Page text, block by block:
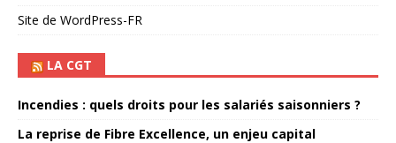
Site de WordPress-FR
LA CGT
Incendies : quels droits pour les salariés saisonniers ?
La reprise de Fibre Excellence, un enjeu capital